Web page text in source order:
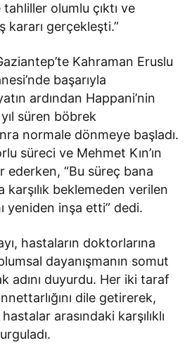
olumlu çıktı ve
kararı gerçekleşti.”
Kahraman Eruslu
başarıyla
ardından Happani’nin
yıl süren böbrek
normale dönmeye başladı.
süreci ve Mehmet Kın’ın
ederken, “Bu süreç bana
beklemeden verilen
yeniden inşa etti” dedi.
hastaların doktorlarına
dayanışmanın somut
adını duyurdu. Her iki taraf
dile getirerek,
arasındaki karşılıklı